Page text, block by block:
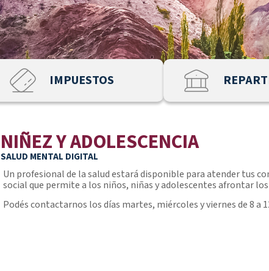
IMPUESTOS
NIÑEZ Y ADOLESCENCIA
SALUD MENTAL DIGITAL
Un profesional de la salud estará disponible para atender tus
social que permite a los niños, niñas y adolescentes afrontar
Podés contactarnos los días martes, miércoles y viernes de 8 a